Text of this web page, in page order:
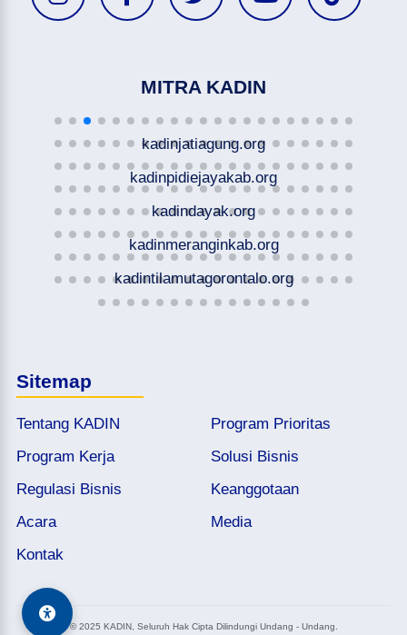
MITRA KADIN
kadinjatiagung.org
kadinpidiejayakab.org
kadindayak.org
kadinmeranginkab.org
kadintilamutagorontalo.org
Sitemap
Tentang KADIN
Program Prioritas
Program Kerja
Solusi Bisnis
Regulasi Bisnis
Keanggotaan
Acara
Media
Kontak
© 2025 KADIN, Seluruh Hak Cipta Dilindungi Undang - Undang.